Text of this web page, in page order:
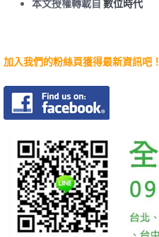
本文授權轉載自 數位時代
加入我們的粉絲頁獲得最新資訊吧！